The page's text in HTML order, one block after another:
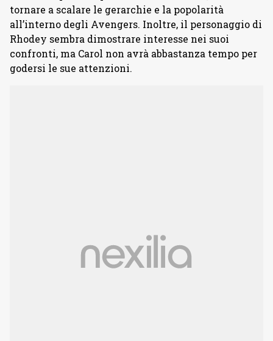
tornare a scalare le gerarchie e la popolarità
all’interno degli Avengers. Inoltre, il personaggio di
Rhodey sembra dimostrare interesse nei suoi
confronti, ma Carol non avrà abbastanza tempo per
godersi le sue attenzioni.